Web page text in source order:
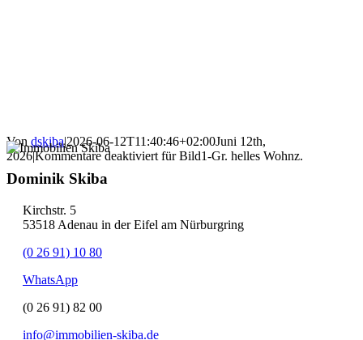
Von dskiba|2026-06-12T11:40:46+02:00Juni 12th,
2026|Kommentare deaktiviert für Bild1-Gr. helles Wohnz.
Dominik Skiba
Kirchstr. 5
53518 Adenau in der Eifel am Nürburgring
(0 26 91) 10 80
WhatsApp
(0 26 91) 82 00
info@immobilien-skiba.de